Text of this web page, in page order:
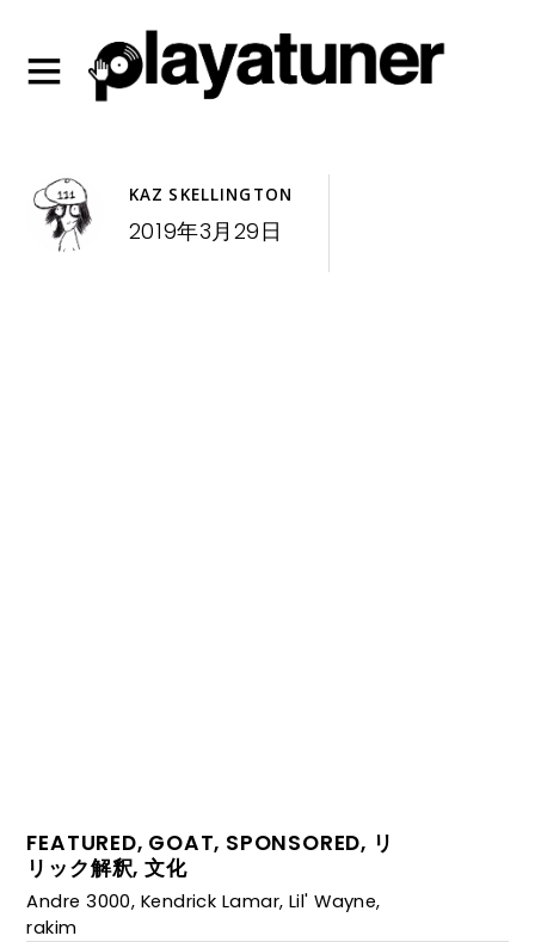
KAZ SKELLINGTON
2019年3月29日
FEATURED, GOAT, SPONSORED, リ
リック解釈, 文化
Andre 3000, Kendrick Lamar, Lil' Wayne,
rakim